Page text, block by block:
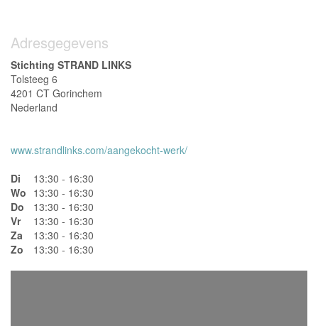
Adresgegevens
Stichting STRAND LINKS
Tolsteeg 6
4201 CT Gorinchem
Nederland
www.strandlinks.com/aangekocht-werk/
Di
13:30 - 16:30
Wo 13:30 - 16:30
Do
13:30 - 16:30
Vr
13:30 - 16:30
Za
13:30 - 16:30
Zo
13:30 - 16:30